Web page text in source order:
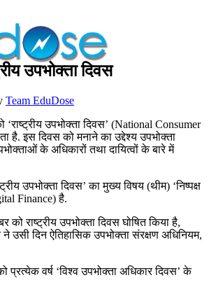
उपभोक्‍ता दिवस
Team EduDose
‘राष्‍ट्रीय उपभोक्‍ता दिवस’ (National Consumer
है. इस दिवस को मनाने का उद्देश्‍य उपभोक्‍ता
के अधिकारों तथा दायित्‍वों के बारे में
उपभोक्‍ता दिवस’ का मुख्य विषय (थीम) ‘निष्पक्ष
Finance) है.
को राष्‍ट्रीय उपभोक्‍ता दिवस घोषित किया है,
ने उसी दिन ऐतिहासिक उपभोक्‍ता संरक्षण अधिनियम,
प्रत्‍येक वर्ष ‘विश्‍व उपभोक्‍ता अधिकार दिवस’ के